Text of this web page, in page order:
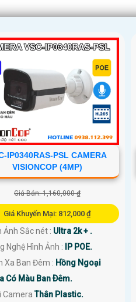
IP0340RAS-PSL CAMERA
VISIONCOP (4MP)
Giá Bán: 1,160,000 ₫
Giá Khuyến Mại: 812,000 ₫
Ảnh Sắc nét : Ultra 2k + .
Nghệ Hình Ảnh :
IP POE.
Xa Ban Đêm : Hồng Ngoại
Có Màu Ban Ðêm.
CameraThân Plastic.